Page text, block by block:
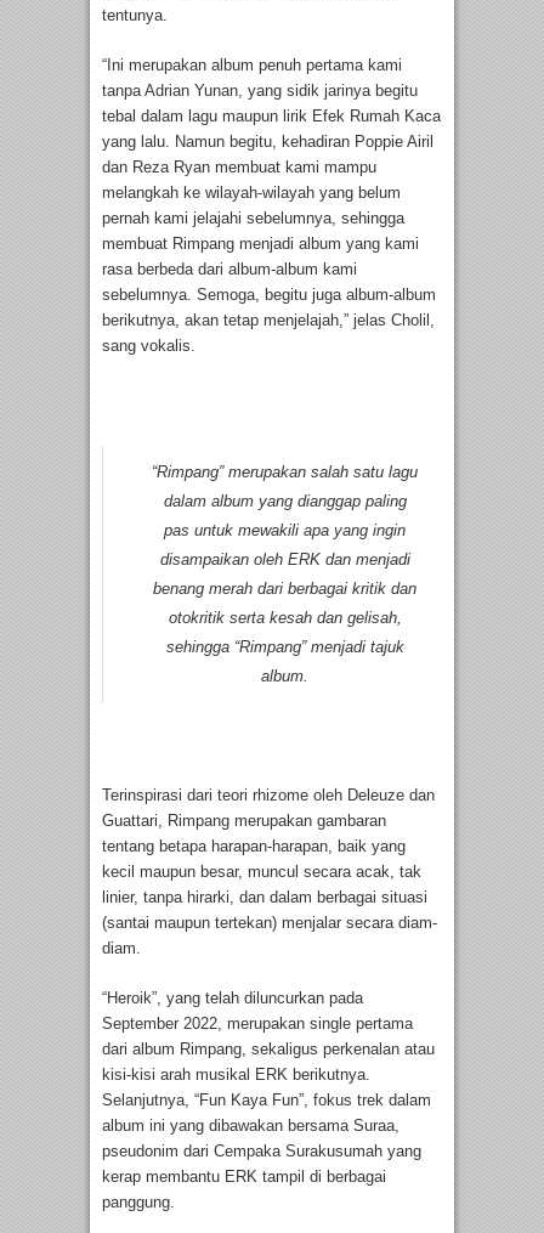
tentunya.
“Ini merupakan album penuh pertama kami
tanpa Adrian Yunan, yang sidik jarinya begitu
tebal dalam lagu maupun lirik Efek Rumah Kaca
yang lalu. Namun begitu, kehadiran Poppie Airil
dan Reza Ryan membuat kami mampu
melangkah ke wilayah-wilayah yang belum
pernah kami jelajahi sebelumnya, sehingga
membuat Rimpang menjadi album yang kami
rasa berbeda dari album-album kami
sebelumnya. Semoga, begitu juga album-album
berikutnya, akan tetap menjelajah,” jelas Cholil,
sang vokalis.
“Rimpang” merupakan salah satu lagu
dalam album yang dianggap paling
pas untuk mewakili apa yang ingin
disampaikan oleh ERK dan menjadi
benang merah dari berbagai kritik dan
otokritik serta kesah dan gelisah,
sehingga “Rimpang” menjadi tajuk
album.
Terinspirasi dari teori rhizome oleh Deleuze dan
Guattari, Rimpang merupakan gambaran
tentang betapa harapan-harapan, baik yang
kecil maupun besar, muncul secara acak, tak
linier, tanpa hirarki, dan dalam berbagai situasi
(santai maupun tertekan) menjalar secara diam-
diam.
“Heroik”, yang telah diluncurkan pada
September 2022, merupakan single pertama
dari album Rimpang, sekaligus perkenalan atau
kisi-kisi arah musikal ERK berikutnya.
Selanjutnya, “Fun Kaya Fun”, fokus trek dalam
album ini yang dibawakan bersama Suraa,
pseudonim dari Cempaka Surakusumah yang
kerap membantu ERK tampil di berbagai
panggung.